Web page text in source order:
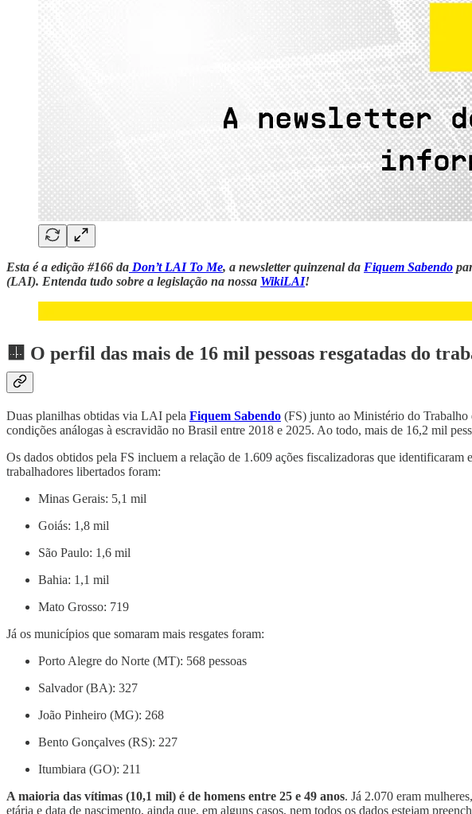
Esta é a edição #166 da Don’t LAI To Me, a newsletter quinzenal da Fiquem Sabendo
(LAI). Entenda tudo sobre a legislação na nossa WikiLAI!
🟨 O perfil das mais de 16 mil pessoas resgatadas do
Duas planilhas obtidas via LAI pela Fiquem Sabendo (FS) junto ao Ministério do Trabalho
condições análogas à escravidão no Brasil entre 2018 e 2025. Ao todo, mais de 16,2 mil
Os dados obtidos pela FS incluem a relação de 1.609 ações fiscalizadoras que
trabalhadores libertados foram:
Minas Gerais: 5,1 mil
Goiás: 1,8 mil
São Paulo: 1,6 mil
Bahia: 1,1 mil
Mato Grosso: 719
Já os municípios que somaram mais resgates foram:
Porto Alegre do Norte (MT): 568 pessoas
Salvador (BA): 327
João Pinheiro (MG): 268
Bento Gonçalves (RS): 227
Itumbiara (GO): 211
A maioria das vítimas (10,1 mil) é de homens entre 25 e 49 anos. Já 2.070 eram
etária e data de nascimento, ainda que, em alguns casos, nem todos os dados estejam